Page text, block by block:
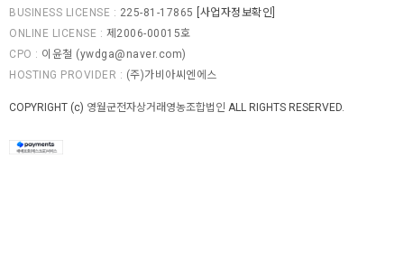
BUSINESS LICENSE : 225-81-17865
[사업자정보확인]
ONLINE LICENSE : 제2006-00015호
CPO : 이윤철 (ywdga@naver.com)
HOSTING PROVIDER : (주)가비아씨엔에스
COPYRIGHT (c) 영월군전자상거래영농조합법인 ALL RIGHTS RESERVED.